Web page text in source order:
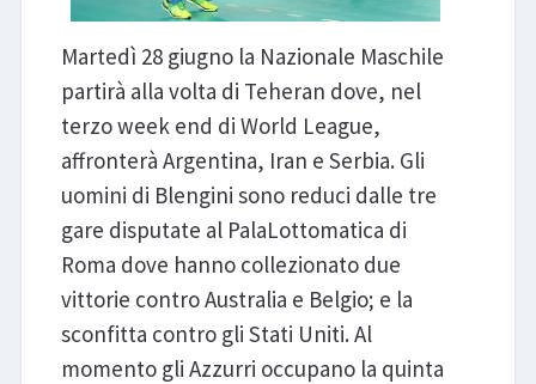
Martedì 28 giugno la Nazionale Maschile
partirà alla volta di Teheran dove, nel
terzo week end di World League,
affronterà Argentina, Iran e Serbia. Gli
uomini di Blengini sono reduci dalle tre
gare disputate al PalaLottomatica di
Roma dove hanno collezionato due
vittorie contro Australia e Belgio; e la
sconfitta contro gli Stati Uniti. Al
momento gli Azzurri occupano la quinta